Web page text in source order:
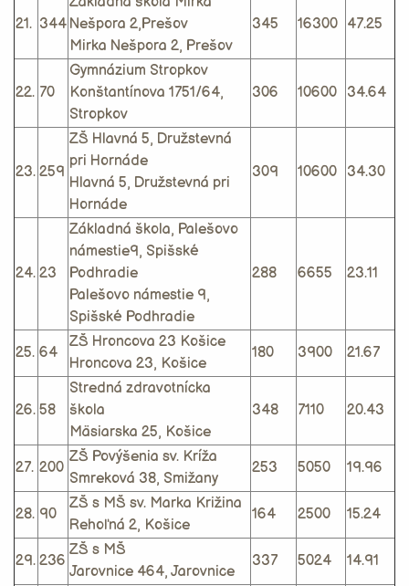
21. 344 Nešpora 2,Prešov
Mirka Nešpora 2, Prešov
345 16300 47.25
22. 70
Gymnázium Stropkov
Konštantínova 1751/64,
Stropkov
306 10600 34.64
23. 259
ZŠ Hlavná 5, Družstevná
pri Hornáde
Hlavná 5, Družstevná pri
Hornáde
309 10600 34.30
24. 23
Základná škola, Palešovo
námestie9, Spišské
Podhradie
Palešovo námestie 9,
Spišské Podhradie
288 6655 23.11
25. 64
ZŠ Hroncova 23 Košice
Hroncova 23, Košice
180 3900 21.67
26. 58
Stredná zdravotnícka
škola
Mäsiarska 25, Košice
348 7110 20.43
27. 200
ZŠ Povýšenia sv. Kríža
Smreková 38, Smižany
253 5050 19.96
28. 90
ZŠ s MŠ sv. Marka Križina
Rehoľná 2, Košice
164 2500 15.24
29. 236
ZŠ s MŠ
Jarovnice 464, Jarovnice
337 5024 14.91